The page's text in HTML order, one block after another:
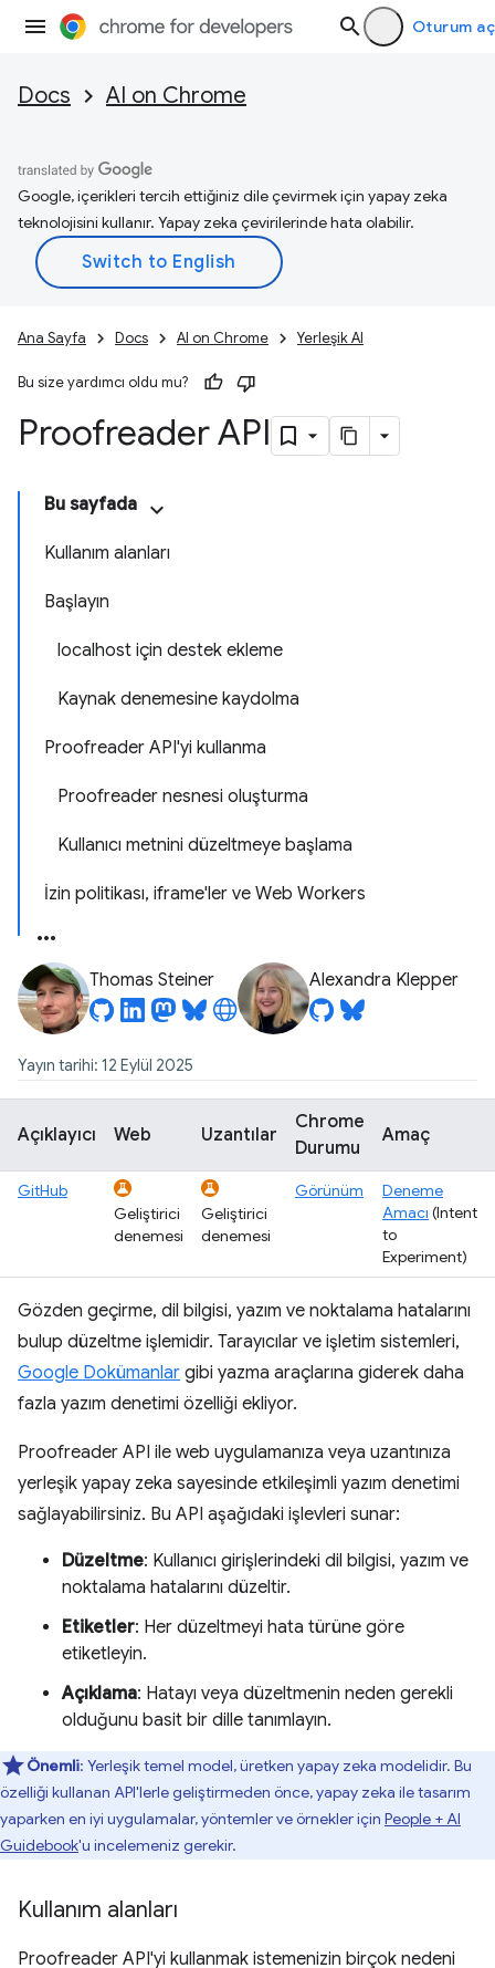
Oturum aç
Docs AI on Chrome
Google, içerikleri tercih ettiğiniz dile çevirmek için yapay zeka
teknolojisini kullanır. Yapay zeka çevirilerinde hata olabilir.
Ana Sayfa Docs AI on Chrome Yerleşik AI
Bu size yardımcı oldu mu?
Proofreader API
Bu sayfada
Kullanım alanları
Başlayın
localhost için destek ekleme
Kaynak denemesine kaydolma
Proofreader API'yi kullanma
Proofreader nesnesi oluşturma
Kullanıcı metnini düzeltmeye başlama
İzin politikası, iframe'ler ve Web Workers
Thomas Steiner Alexandra Klepper
Yayın tarihi: 12 Eylül 2025
Açıklayıcı Web Uzantılar
Chrome
Durumu
Amaç
GitHub
Geliştirici
denemesi
Geliştirici
denemesi
Görünüm
Deneme
Amacı (Intent
to
Experiment)
Gözden geçirme, dil bilgisi, yazım ve noktalama hatalarını
bulup düzeltme işlemidir. Tarayıcılar ve işletim sistemleri,
Google Dokümanlar gibi yazma araçlarına giderek daha
fazla yazım denetimi özelliği ekliyor.
Proofreader API ile web uygulamanıza veya uzantınıza
yerleşik yapay zeka sayesinde etkileşimli yazım denetimi
sağlayabilirsiniz. Bu API aşağıdaki işlevleri sunar:
Düzeltme: Kullanıcı girişlerindeki dil bilgisi, yazım ve
noktalama hatalarını düzeltir.
Etiketler: Her düzeltmeyi hata türüne göre
etiketleyin.
Açıklama: Hatayı veya düzeltmenin neden gerekli
olduğunu basit bir dille tanımlayın.
Önemli: Yerleşik temel model, üretken yapay zeka modelidir. Bu
özelliği kullanan API'lerle geliştirmeden önce, yapay zeka ile tasarım
yaparken en iyi uygulamalar, yöntemler ve örnekler için People + AI
Guidebook'u incelemeniz gerekir.
Kullanım alanları
Proofreader API'yi kullanmak istemenizin birçok nedeni